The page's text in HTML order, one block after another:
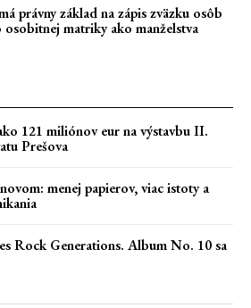
právny základ na zápis zväzku osôb
matriky ako manželstva
121 miliónov eur na výstavbu II.
Prešova
menej papierov, viac istoty a
Rock Generations. Album No. 10 sa